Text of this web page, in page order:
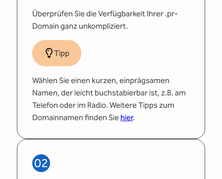
Überprüfen Sie die Verfügbarkeit Ihrer .pr-
Domain ganz unkompliziert.
Tipp
Wählen Sie einen kurzen, einprägsamen
Namen, der leicht buchstabierbar ist, z.B. am
Telefon oder im Radio. Weitere Tipps zum
Domainnamen finden Sie hier.
02